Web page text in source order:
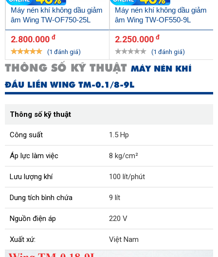
Máy nén khí không dầu giảm
âm Wing TW-OF750-25L
2.800.000 đ
(1 đánh giá)
Máy nén khí không dầu giảm
âm Wing TW-OF550-9L
2.250.000 đ
(1 đánh giá)
THÔNG SỐ KỸ THUẬT MÁY NÉN KHÍ
ĐẦU LIỀN WING TM-0.1/8-9L
Thông số kỹ thuật
Công suất 1.5 Hp
Áp lực làm việc 8 kg/cm²
Lưu lượng khí 100 lít/phút
Dung tích bình chứa 9 lít
Nguồn điện áp 220 V
Xuất xứ: Việt Nam